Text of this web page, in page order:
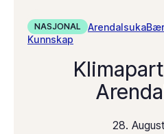
NASJONAL Arendalsuka
Kunnskap
28.